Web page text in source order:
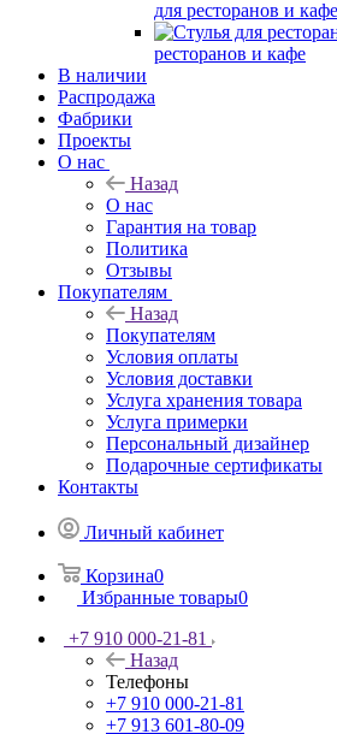
О нас
Назад
О нас
Гарантия на товар
Отзывы
Покупателям
Назад
Покупателям
Условия оплаты
Условия доставки
Услуга хранения товара
Услуга примерки
Персональный дизайнер
Подарочные сертификаты
Контакты
Личный кабинет
Корзина
Назад
Телефоны
+7 913 601-80-09
Заказать звонок
Контактная информация
Адреса салонов